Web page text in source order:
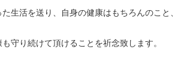
生活を送り、自身の健康はもちろんのこと、
守り続けて頂けることを祈念致します。